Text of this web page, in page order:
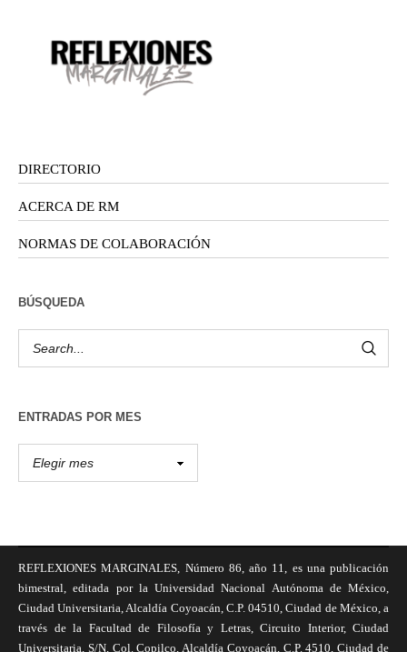
DIRECTORIO
ACERCA DE RM
NORMAS DE COLABORACIÓN
BÚSQUEDA
ENTRADAS POR MES
REFLEXIONES MARGINALES, Número 86, año 11, es una publicación
bimestral, editada por la Universidad Nacional Autónoma de México,
Ciudad Universitaria, Alcaldía Coyoacán, C.P. 04510, Ciudad de México, a
través de la Facultad de Filosofía y Letras, Circuito Interior, Ciudad
Universitaria, S/N, Col. Copilco, Alcaldía Coyoacán, C.P. 4510, Ciudad de